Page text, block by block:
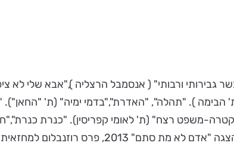
גבירותי ורבותי" ( אנסמבל הרצליה ),"אבא שלי לא
הבימה ). "תהלה", "האדרת","בדמי ימיה" (ת'
משפט רצח" (ת' לאומי קפריסין). "כנרת
רוזנבלום למחזאית 2014.